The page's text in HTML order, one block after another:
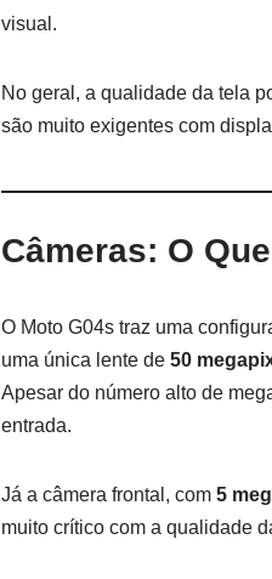
visual.
No geral, a qualidade da tela
são muito exigentes com
Câmeras: O
O Moto G04s traz uma
uma única lente de 50
Apesar do número alto de
entrada.
Já a câmera frontal, com 5
muito crítico com a qualidade